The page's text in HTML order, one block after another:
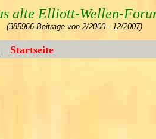
alte Elliott-Wellen-
(385966 Beiträge von 2/2000 - 12/2007)
Startseite